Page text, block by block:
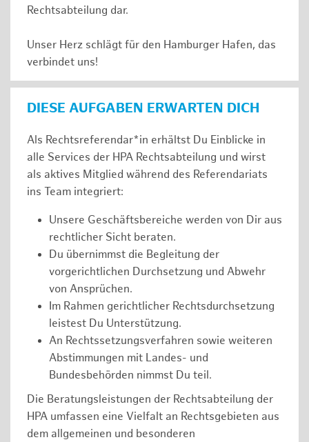
Rechtsabteilung dar.
Unser Herz schlägt für den Hamburger Hafen, das
verbindet uns!
DIESE AUFGABEN ERWARTEN DICH
Als Rechtsreferendar*in erhältst Du Einblicke in
alle Services der HPA Rechtsabteilung und wirst
als aktives Mitglied während des Referendariats
ins Team integriert:
Unsere Geschäftsbereiche werden von Dir aus
rechtlicher Sicht beraten.
Du übernimmst die Begleitung der
vorgerichtlichen Durchsetzung und Abwehr
von Ansprüchen.
Im Rahmen gerichtlicher Rechtsdurchsetzung
leistest Du Unterstützung.
An Rechtssetzungsverfahren sowie weiteren
Abstimmungen mit Landes- und
Bundesbehörden nimmst Du teil.
Die Beratungsleistungen der Rechtsabteilung der
HPA umfassen eine Vielfalt an Rechtsgebieten aus
dem allgemeinen und besonderen